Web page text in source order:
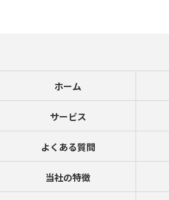
ホーム
サービス
よくある質問
当社の特徴